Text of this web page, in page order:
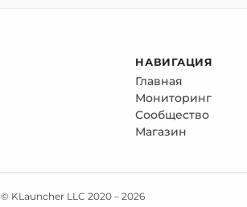
НАВИГАЦИЯ
Главная
Мониторинг
Сообщество
Магазин
© KLauncher LLC 2020 – 2026